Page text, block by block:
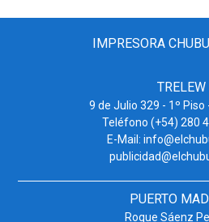
IMPRESORA
TRELEW
9 de Julio 329 - 1º Piso
Teléfono (+54) 280
E-Mail:
PUERTO
Roque Sáenz